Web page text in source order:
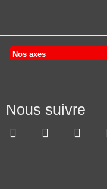
Nos axes
Nous suivre